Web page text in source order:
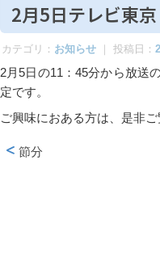
2月5日テレビ東
カテゴリ： お知らせ ｜ 投稿日：
2月5日の11：45分から放送
定です。
ご興味におある方は、是非
節分